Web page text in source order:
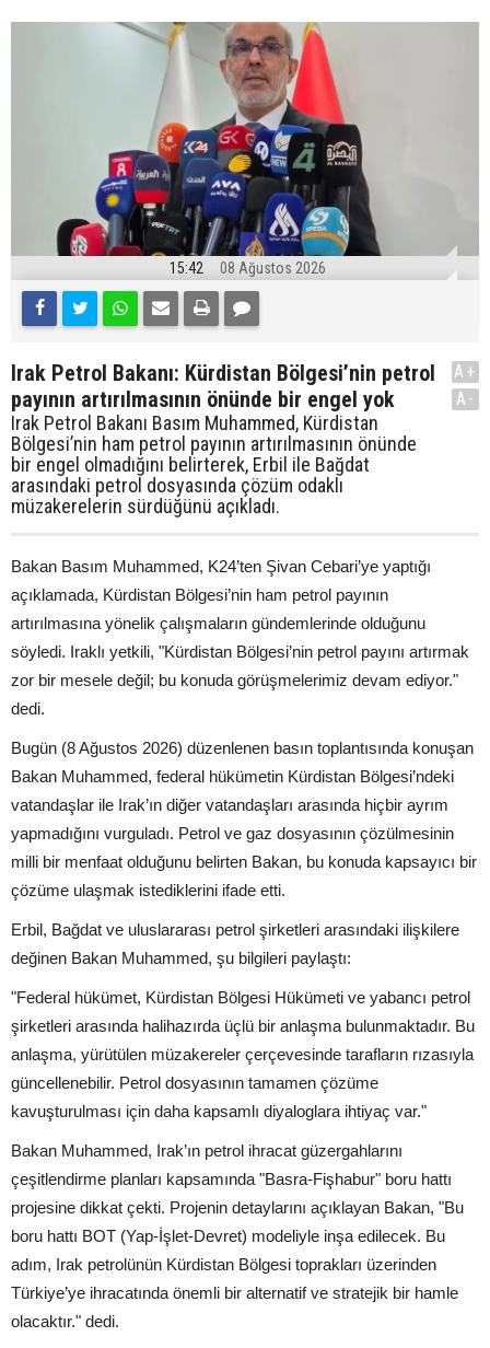
15:42 08 Ağustos 2026
Irak Petrol Bakanı: Kürdistan Bölgesi’nin petrol
payının artırılmasının önünde bir engel yok
Irak Petrol Bakanı Basım Muhammed, Kürdistan
Bölgesi’nin ham petrol payının artırılmasının önünde
bir engel olmadığını belirterek, Erbil ile Bağdat
arasındaki petrol dosyasında çözüm odaklı
müzakerelerin sürdüğünü açıkladı.
A+
A-
Bakan Basım Muhammed, K24’ten Şivan Cebari’ye yaptığı
açıklamada, Kürdistan Bölgesi’nin ham petrol payının
artırılmasına yönelik çalışmaların gündemlerinde olduğunu
söyledi. Iraklı yetkili, "Kürdistan Bölgesi’nin petrol payını artırmak
zor bir mesele değil; bu konuda görüşmelerimiz devam ediyor."
dedi.
Bugün (8 Ağustos 2026) düzenlenen basın toplantısında konuşan
Bakan Muhammed, federal hükümetin Kürdistan Bölgesi’ndeki
vatandaşlar ile Irak’ın diğer vatandaşları arasında hiçbir ayrım
yapmadığını vurguladı. Petrol ve gaz dosyasının çözülmesinin
milli bir menfaat olduğunu belirten Bakan, bu konuda kapsayıcı bir
çözüme ulaşmak istediklerini ifade etti.
Erbil, Bağdat ve uluslararası petrol şirketleri arasındaki ilişkilere
değinen Bakan Muhammed, şu bilgileri paylaştı:
"Federal hükümet, Kürdistan Bölgesi Hükümeti ve yabancı petrol
şirketleri arasında halihazırda üçlü bir anlaşma bulunmaktadır. Bu
anlaşma, yürütülen müzakereler çerçevesinde tarafların rızasıyla
güncellenebilir. Petrol dosyasının tamamen çözüme
kavuşturulması için daha kapsamlı diyaloglara ihtiyaç var."
Bakan Muhammed, Irak’ın petrol ihracat güzergahlarını
çeşitlendirme planları kapsamında "Basra-Fişhabur" boru hattı
projesine dikkat çekti. Projenin detaylarını açıklayan Bakan, "Bu
boru hattı BOT (Yap-İşlet-Devret) modeliyle inşa edilecek. Bu
adım, Irak petrolünün Kürdistan Bölgesi toprakları üzerinden
Türkiye’ye ihracatında önemli bir alternatif ve stratejik bir hamle
olacaktır." dedi.